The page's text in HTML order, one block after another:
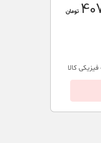
تومان
کالا